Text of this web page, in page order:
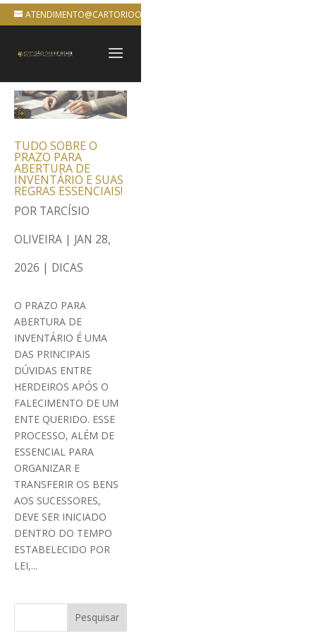
ATENDIMENTO@CARTORIOONLINEBRASIL.COM.BR
TUDO SOBRE O
PRAZO PARA
ABERTURA DE
INVENTÁRIO E SUAS
REGRAS ESSENCIAIS!
POR TARCÍSIO
OLIVEIRA | JAN 28,
2026 | DICAS
O PRAZO PARA
ABERTURA DE
INVENTÁRIO É UMA
DAS PRINCIPAIS
DÚVIDAS ENTRE
HERDEIROS APÓS O
FALECIMENTO DE UM
ENTE QUERIDO. ESSE
PROCESSO, ALÉM DE
ESSENCIAL PARA
ORGANIZAR E
TRANSFERIR OS BENS
AOS SUCESSORES,
DEVE SER INICIADO
DENTRO DO TEMPO
ESTABELECIDO POR
LEI,...